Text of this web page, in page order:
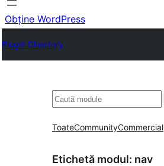
Obține WordPress
Plugin Directory
Caută
ToateCommunityCommercial
Etichetă modul: nav